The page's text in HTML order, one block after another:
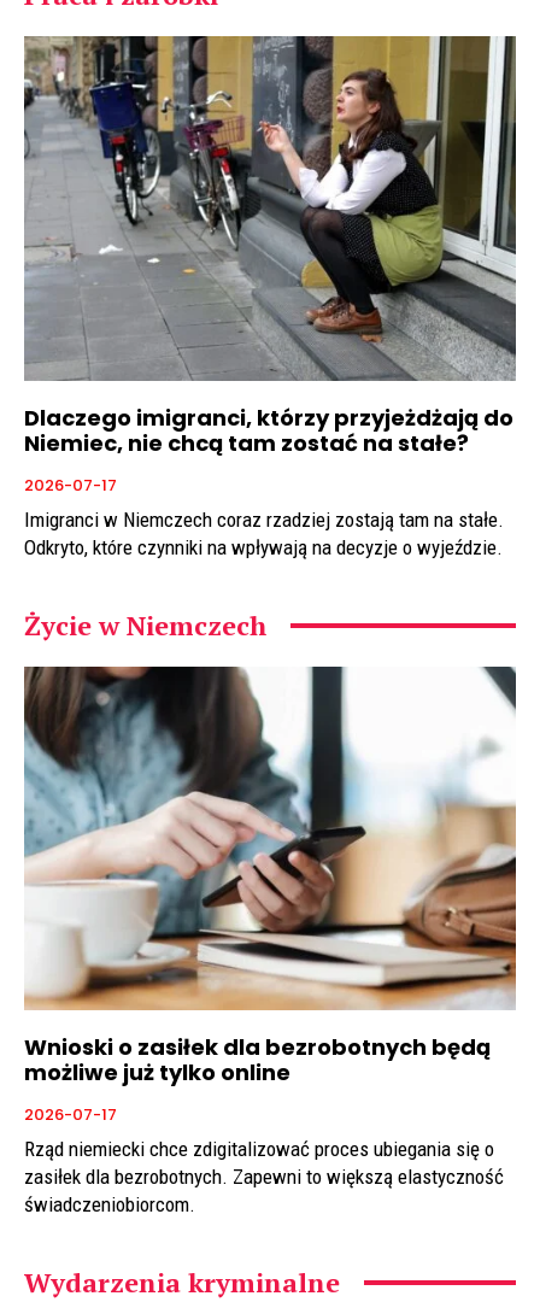
Dlaczego imigranci, którzy przyjeżdżają do
Niemiec, nie chcą tam zostać na stałe?
2026-07-17
Imigranci w Niemczech coraz rzadziej zostają tam na stałe.
Odkryto, które czynniki na wpływają na decyzje o wyjeździe.
Życie w Niemczech
Wnioski o zasiłek dla bezrobotnych będą
możliwe już tylko online
2026-07-17
Rząd niemiecki chce zdigitalizować proces ubiegania się o
zasiłek dla bezrobotnych. Zapewni to większą elastyczność
świadczeniobiorcom.
Wydarzenia kryminalne